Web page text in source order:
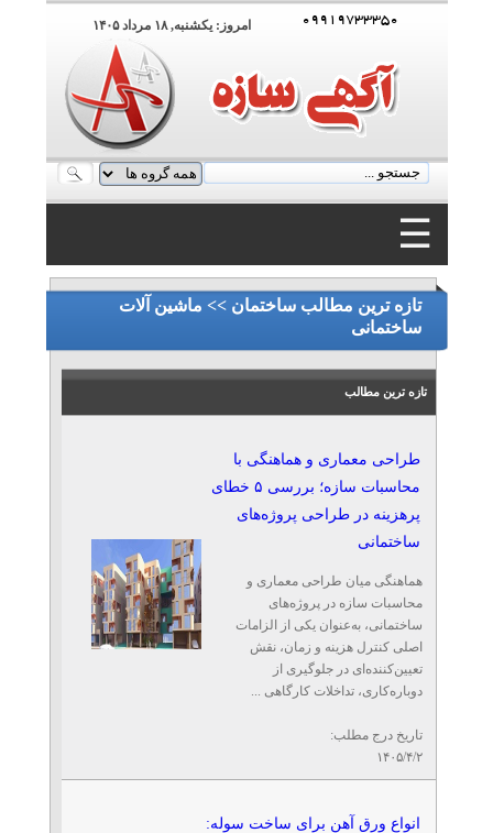
امروز: يکشنبه, ۱۸ مرداد ۱۴۰۵
☰
۰۹۹۱۹۷۳۳۳۵۰
۰۹۹۱۹۷۳۳۳۵۰
تازه ترین مطالب ساختمان >> ماشین آلات
ساختمانی
تازه ترین مطالب
طراحی معماری و هماهنگی با
محاسبات سازه؛ بررسی ۵ خطای
پرهزینه در طراحی پروژه‌های
ساختمانی
هماهنگی میان طراحی معماری و
محاسبات سازه در پروژه‌های
ساختمانی، به‌عنوان یکی از الزامات
اصلی کنترل هزینه و زمان، نقش
تعیین‌کننده‌ای در جلوگیری از
دوباره‌کاری، تداخلات کارگاهی ...
تاریخ درج مطلب:
۱۴۰۵/۴/۲
انواع ورق آهن برای ساخت سوله: